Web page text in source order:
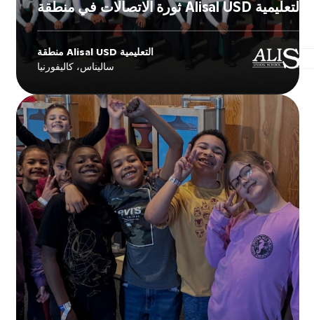
ثورة الاتصالات في منطقة Alisal USD التعليمية
منطقة Alisal USD التعليمية
ساليناس، كاليفورنيا
Explore
story